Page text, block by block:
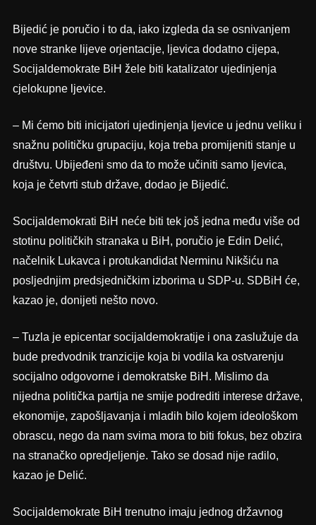
Bijedić je poručio i to da, iako izgleda da se osnivanjem
nove stranke lijeve orjentacije, ljevica dodatno cijepa,
Socijaldemokrate BiH žele biti katalizator ujedinjenja
cjelokupne ljevice.
– Mi ćemo biti inicijatori ujedinjenja ljevice u jednu veliku i
snažnu političku grupaciju, koja treba promijeniti stanje u
društvu. Ubijeđeni smo da to može učiniti samo ljevica,
koja je četvrti stub države, dodao je Bijedić.
Socijaldemokrati BiH neće biti tek još jedna među više od
stotinu političkih stranaka u BiH, poručio je Edin Delić,
načelnik Lukavca i protukandidat Nerminu Nikšiću na
posljednjim predsjedničkim izborima u SDP-u. SDBiH će,
kazao je, donijeti nešto novo.
– Tuzla je epicentar socijaldemokratije i ona zaslužuje da
bude predvodnik tranzicije koja bi vodila ka ostvarenju
socijalno odgovorne i demokratske BiH. Mislimo da
nijedna politička partija ne smije podrediti interese države,
ekonomije, zapošljavanja i mladih bilo kojem ideološkom
obrascu, nego da nam svima mora to biti fokus, bez obzira
na stranačko opredjeljenje. Tako se dosad nije radilo,
kazao je Delić.
Socijaldemokrate BiH trenutno imaju jednog državnog